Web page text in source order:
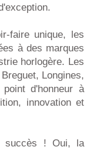
faire unique, les
à des marques
horlogère. Les
Longines,
d'honneur à
innovation et
succès ! Oui, la